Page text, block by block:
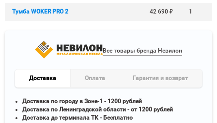
Тумба WOKER PRO 2 42 690₽ 1
Все товары бренда Невилон
Доставка Оплата Гарантия и возврат
Доставка по городу в Зоне-1 - 1200 рублей
Доставка по Ленинградской области - от 1200 рублей
Доставка до терминала ТК - Бесплатно